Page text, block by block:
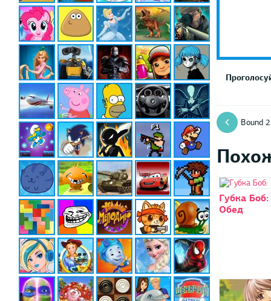
Bound 2
Губка
Обед